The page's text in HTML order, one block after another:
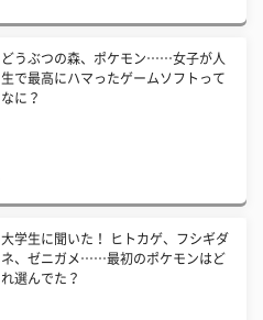
どうぶつの森、ポケモン……女子が人
生で最高にハマったゲームソフトって
なに？
大学生に聞いた！ ヒトカゲ、フシギダ
ネ、ゼニガメ……最初のポケモンはど
れ選んでた？